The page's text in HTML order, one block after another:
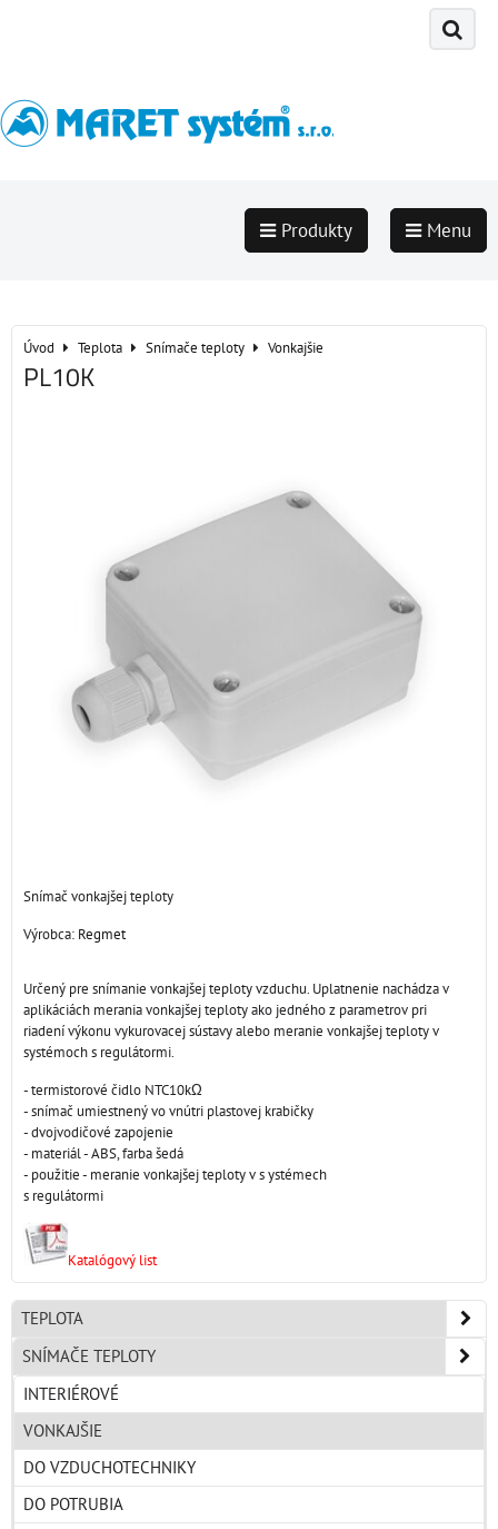
Produkty Menu
Úvod Teplota Snímače teploty Vonkajšie
PL10K
Snímač vonkajšej teploty
Výrobca: Regmet
Určený pre snímanie vonkajšej teploty vzduchu. Uplatnenie nachádza v
aplikáciách merania vonkajšej teploty ako jedného z parametrov pri
riadení výkonu vykurovacej sústavy alebo meranie vonkajšej teploty v
systémoch s regulátormi.
- termistorové čidlo NTC10kΩ
- snímač umiestnený vo vnútri plastovej krabičky
- dvojvodičové zapojenie
- materiál - ABS, farba šedá
- použitie - meranie vonkajšej teploty v s ystémech
s regulátormi
Katalógový list
TEPLOTA
SNÍMAČE TEPLOTY
INTERIÉROVÉ
VONKAJŠIE
DO VZDUCHOTECHNIKY
DO POTRUBIA